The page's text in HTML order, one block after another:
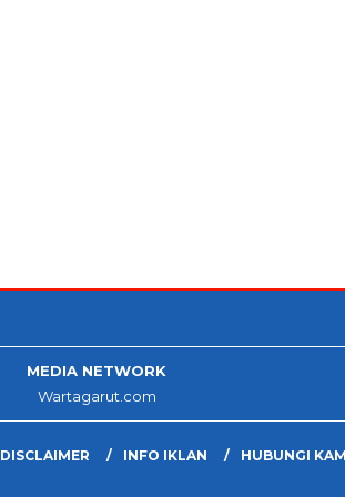
MEDIA NETWORK
Wartagarut.com
DISCLAIMER INFO IKLAN HUBUNGI